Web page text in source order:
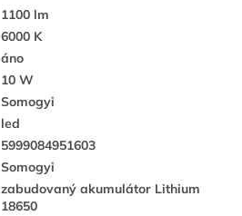
1100 lm
6000 K
áno
10 W
Somogyi
led
5999084951603
Somogyi
zabudovaný akumulátor Lithium
18650